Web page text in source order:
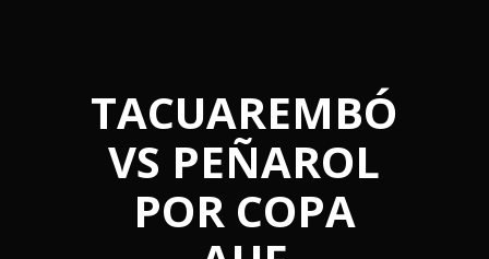
TACUAREMBÓ
VS PEÑAROL
POR COPA